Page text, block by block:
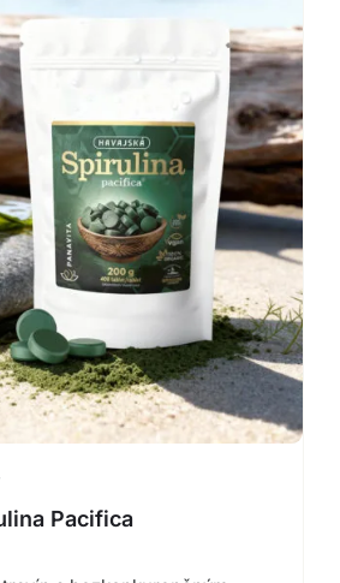
Pacifica